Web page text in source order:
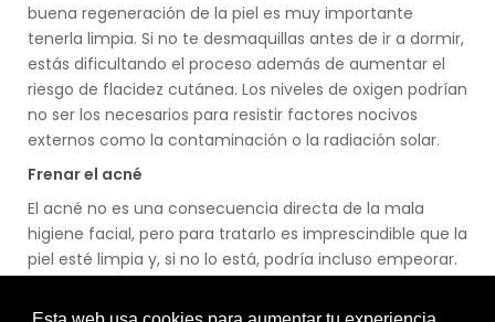
buena regeneración de la piel es muy importante
tenerla limpia. Si no te desmaquillas antes de ir a dormir,
estás dificultando el proceso además de aumentar el
riesgo de flacidez cutánea. Los niveles de oxigen podrían
no ser los necesarios para resistir factores nocivos
externos como la contaminación o la radiación solar.
Frenar el acné
El acné no es una consecuencia directa de la mala
higiene facial, pero para tratarlo es imprescindible que la
piel esté limpia y, si no lo está, podría incluso empeorar.
para disimular alguna consecuencia del acné -como un